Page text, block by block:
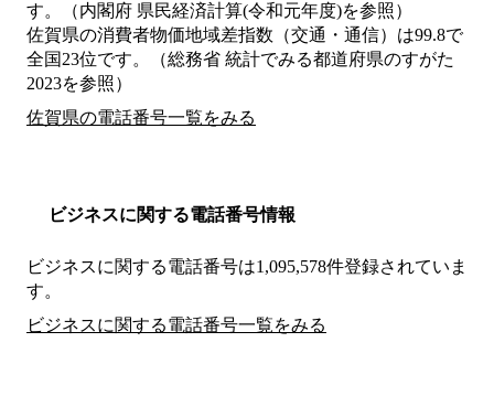
す。（内閣府 県民経済計算(令和元年度)を参照）
佐賀県の消費者物価地域差指数（交通・通信）は99.8で
全国23位です。（総務省 統計でみる都道府県のすがた
2023を参照）
佐賀県の電話番号一覧をみる
ビジネスに関する電話番号情報
ビジネスに関する電話番号は1,095,578件登録されていま
す。
ビジネスに関する電話番号一覧をみる